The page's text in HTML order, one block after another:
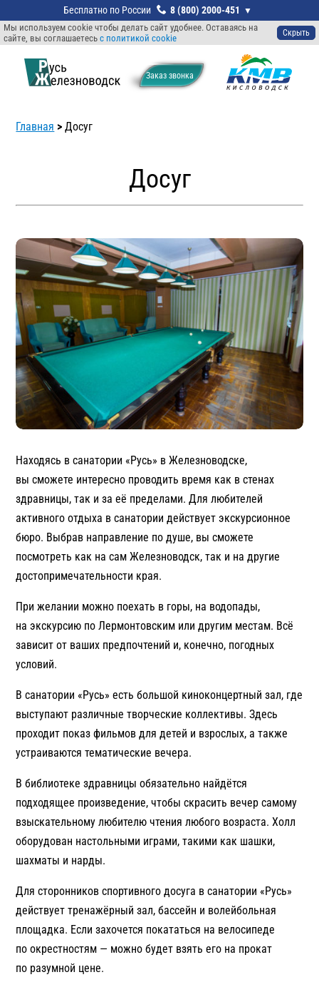
Мы используем cookie чтобы делать сайт удобнее. Оставаясь на
сайте, вы соглашаетесь с политикой cookie Скрыть
Заказ звонкa
8 (800) 2000-451
Главная >Досуг
Досуг
Находясь в санатории «Русь» в Железноводске,
вы сможете интересно проводить время как в стенах
здравницы, так и за её пределами. Для любителей
активного отдыха в санатории действует экскурсионное
бюро. Выбрав направление по душе, вы сможете
посмотреть как на сам Железноводск, так и на другие
достопримечательности края.
При желании можно поехать в горы, на водопады,
на экскурсию по Лермонтовским или другим местам. Всё
зависит от ваших предпочтений и, конечно, погодных
условий.
В санатории «Русь» есть большой киноконцертный зал, где
выступают различные творческие коллективы. Здесь
проходит показ фильмов для детей и взрослых, а также
устраиваются тематические вечера.
В библиотеке здравницы обязательно найдётся
подходящее произведение, чтобы скрасить вечер самому
взыскательному любителю чтения любого возраста. Холл
оборудован настольными играми, такими как шашки,
шахматы и нарды.
Для сторонников спортивного досуга в санатории «Русь»
действует тренажёрный зал, бассейн и волейбольная
площадка. Если захочется покататься на велосипеде
по окрестностям — можно будет взять его на прокат
по разумной цене.